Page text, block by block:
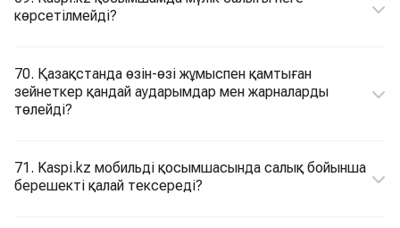
көрсетілмейді?
70. Қазақстанда өзін-өзі жұмыспен қамтыған
зейнеткер қандай аударымдар мен жарналарды
төлейді?
71. Kaspi.kz мобильді қосымшасында салық бойынша
берешекті қалай тексереді?